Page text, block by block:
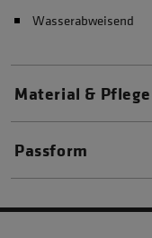
Wasserabweisend
Material & Pflege
Passform